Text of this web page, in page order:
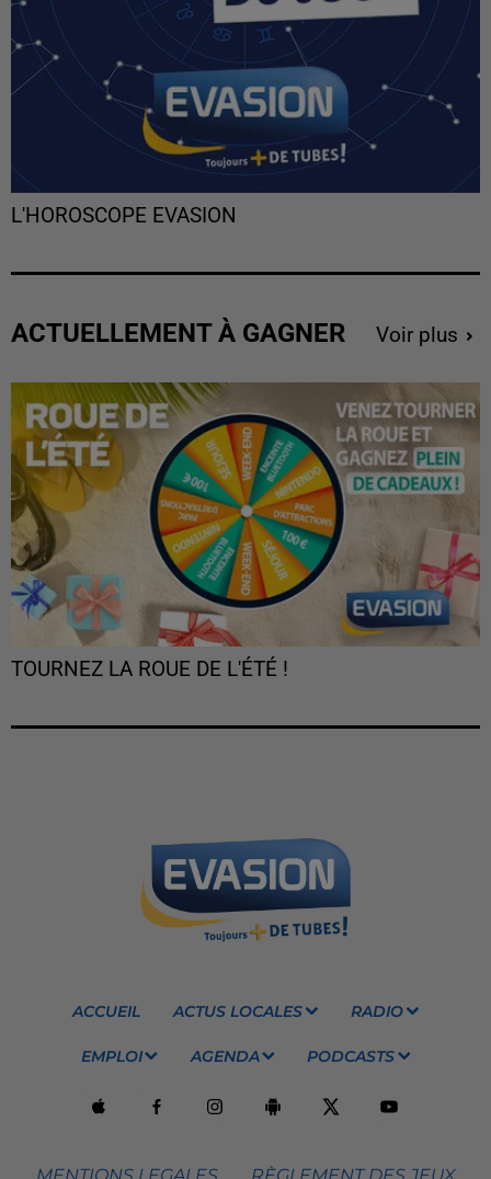
L'HOROSCOPE EVASION
ACTUELLEMENT À GAGNER Voir plus
TOURNEZ LA ROUE DE L'ÉTÉ !
ACCUEIL ACTUS LOCALES RADIO
EMPLOI AGENDA PODCASTS
MENTIONS LEGALES RÈGLEMENT DES JEUX